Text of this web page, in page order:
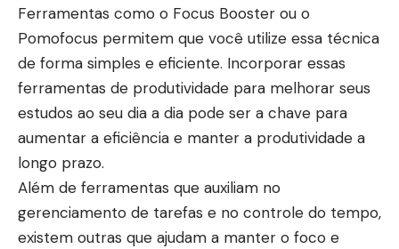
Ferramentas como o Focus Booster ou o
Pomofocus permitem que você utilize essa técnica
de forma simples e eficiente. Incorporar essas
ferramentas de produtividade para melhorar seus
estudos ao seu dia a dia pode ser a chave para
aumentar a eficiência e manter a produtividade a
longo prazo.
Além de ferramentas que auxiliam no
gerenciamento de tarefas e no controle do tempo,
existem outras que ajudam a manter o foco e